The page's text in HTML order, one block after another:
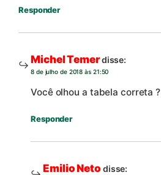
Responder
Michel Temerdisse:
8 de julho de 2018 às 21:50
Você olhou a tabela correta ?
Responder
Emilio Neto disse: